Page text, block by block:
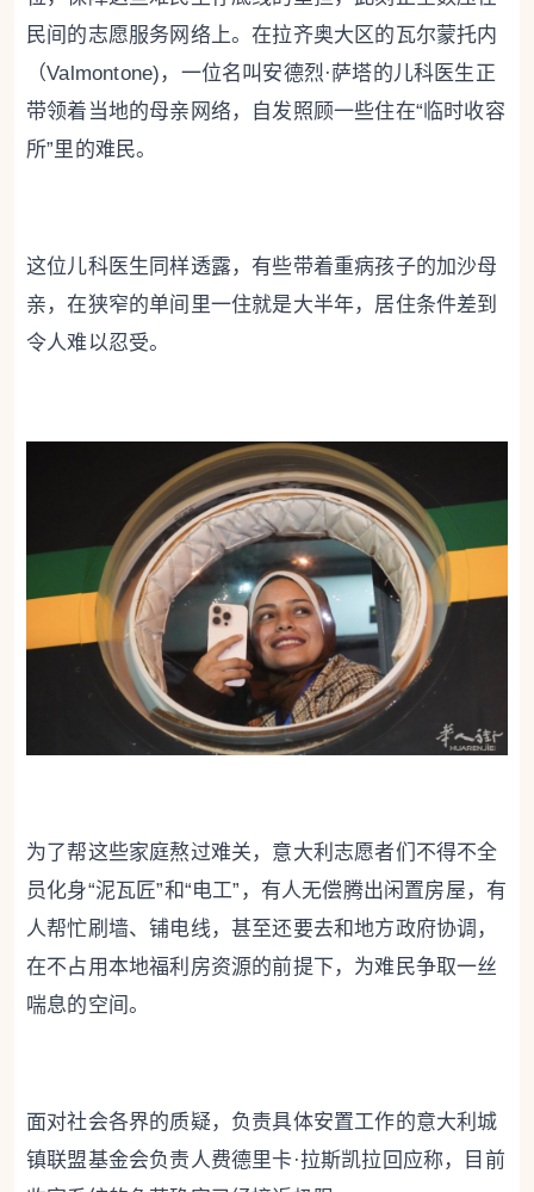
民间的志愿服务网络上。在拉齐奥大区的瓦尔蒙托内
（Valmontone)，一位名叫安德烈·萨塔的儿科医生正
带领着当地的母亲网络，自发照顾一些住在“临时收容
所”里的难民。
这位儿科医生同样透露，有些带着重病孩子的加沙母
亲，在狭窄的单间里一住就是大半年，居住条件差到
令人难以忍受。
为了帮这些家庭熬过难关，意大利志愿者们不得不全
员化身“泥瓦匠”和“电工”，有人无偿腾出闲置房屋，有
人帮忙刷墙、铺电线，甚至还要去和地方政府协调，
在不占用本地福利房资源的前提下，为难民争取一丝
喘息的空间。
面对社会各界的质疑，负责具体安置工作的意大利城
镇联盟基金会负责人费德里卡·拉斯凯拉回应称，目前